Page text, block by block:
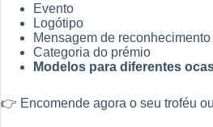
Evento
Logótipo
Mensagem de reconhecimento
Categoria do prémio
Modelos para diferentes
👉 Encomende agora o seu troféu